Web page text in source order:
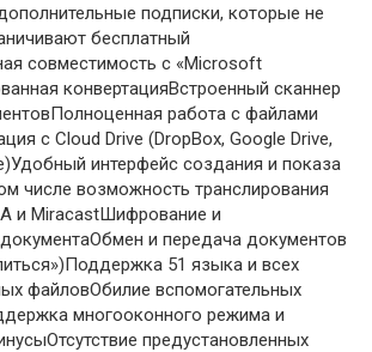
подписки, которые не
бесплатный
совместимость с «Microsoft
конвертацияВстроенный сканнер
работа с файлами
с Cloud Drive (DropBox, Google Drive,
интерфейс создания и показа
числе возможность транслирования
и MiracastШифрование и
и передача документов
51 языка и всех
файловОбилие вспомогательных
многооконного режима и
предустановленных